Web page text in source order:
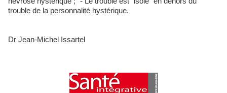
trouble de la personnalité hystérique.
Dr Jean-Michel Issartel